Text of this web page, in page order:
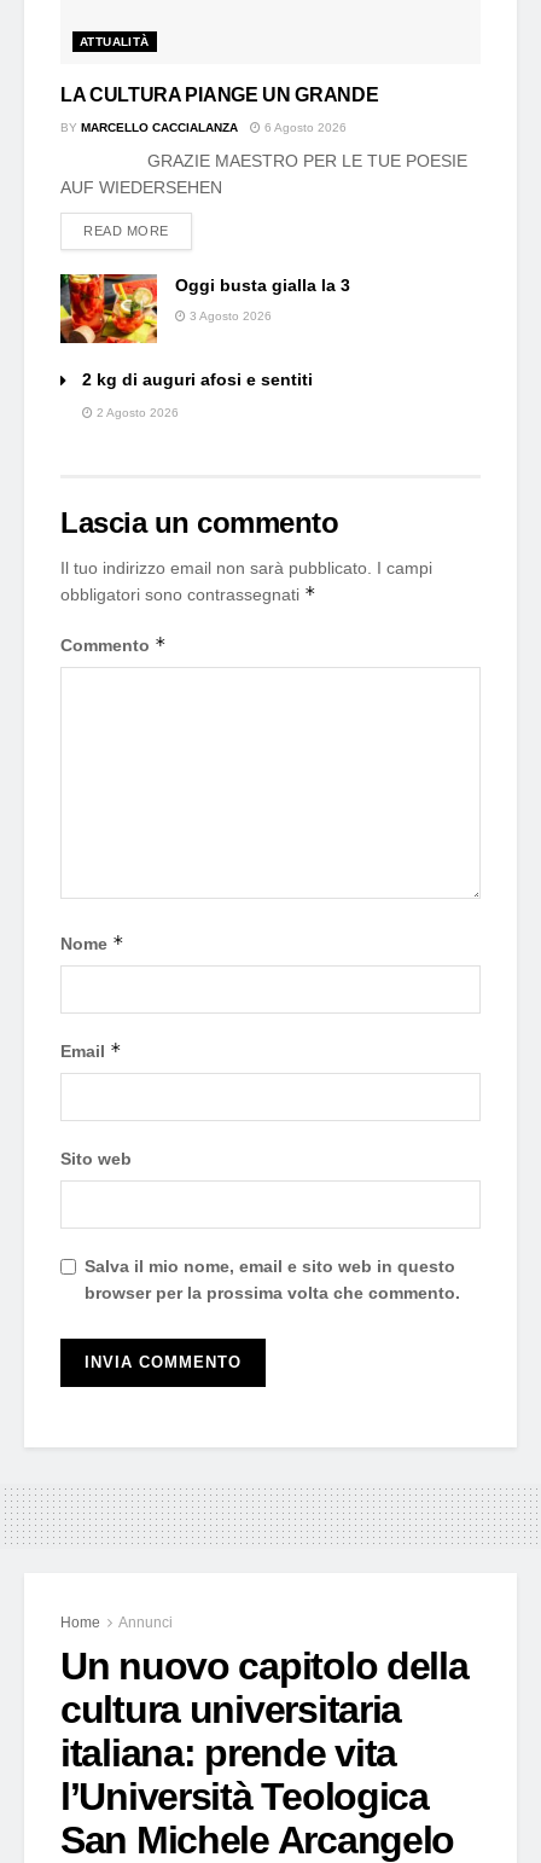
ATTUALITÀ
LA CULTURA PIANGE UN GRANDE
BY MARCELLO CACCIALANZA 6 Agosto 2026
GRAZIE MAESTRO PER LE TUE POESIE
AUF WIEDERSEHEN
READ MOREDETAILS
Oggi busta gialla la 3
3 Agosto 2026
2 kg di auguri afosi e sentiti
2 Agosto 2026
Lascia un commento
Il tuo indirizzo email non sarà pubblicato. I campi
obbligatori sono contrassegnati *
Commento *
Nome *
Email *
Sito web
Salva il mio nome, email e sito web in questo
browser per la prossima volta che commento.
Home Annunci
Un nuovo capitolo della
cultura universitaria
italiana: prende vita
l’Università Teologica
San Michele Arcangelo